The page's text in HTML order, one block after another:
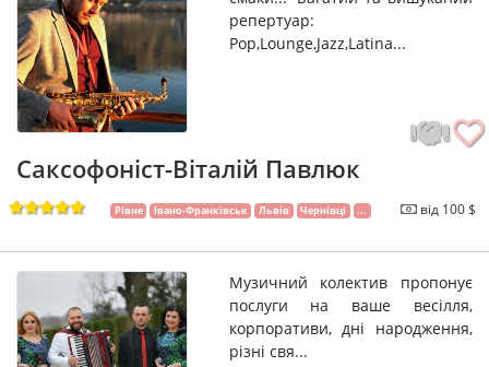
репертуар:
Pop,Lounge,Jazz,Latina...
Саксофоніст-Віталій Павлюк
Рівне Івано-Франківськ Львів Чернівці ... від 100 $
Музичний колектив пропонує
послуги на ваше весілля,
корпоративи, дні народження,
різні свя...